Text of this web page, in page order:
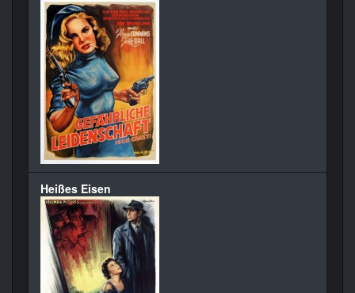
Heißes Eisen